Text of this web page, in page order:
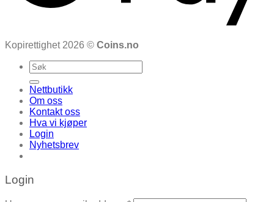
Kopirettighet 2026 © Coins.no
Search
for:
Nettbutikk
Om oss
Kontakt oss
Hva vi kjøper
Login
Nyhetsbrev
Login